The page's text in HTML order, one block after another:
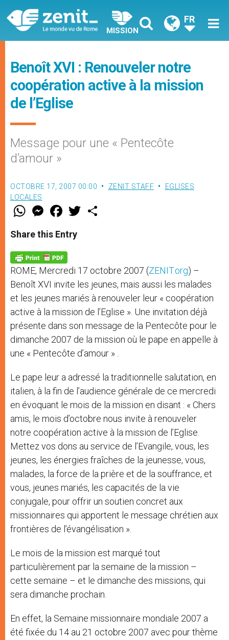
MISSION
FR
Benoît XVI : Renouveler notre
coopération active à la mission
de l’Eglise
Message pour une « Pentecôte
d’amour »
OCTOBRE 17, 2007 00:00 ZENIT STAFF
EGLISES
LOCALES
W
t
s
p
p
M
e
s
e
g
e
r
F
a
e
b
o
k
w
Share this Entry
ROME, Mercredi 17 octobre 2007 (ZENIT.org) –
Benoît XVI invite les jeunes, mais aussi les malades
et les jeunes mariés à renouveler leur « coopération
active à la mission de l’Eglise ». Une invitation déjà
présente dans son message de la Pentecôte pour le
dimanche 2007 de la mission où le pape en appelle à
une « Pentecôte d’amour » .
Le pape leur a adressé la traditionnelle salutation, en
italien, à la fin de l’audience générale de ce mercredi
en évoquant le mois de la mission en disant : « Chers
amis, le mois d’octobre nous invite à renouveler
notre coopération active à la mission de l’Eglise.
Mettez vos dons au service de l’Evangile, vous, les
jeunes, les énergies fraîches de la jeunesse, vous,
malades, la force de la prière et de la souffrance, et
vous, jeunes mariés, les capacités de la vie
conjugale, pour offrir un soutien concret aux
missionnaires qui apportent le message chrétien aux
frontières de l’évangélisation ».
Le mois de la mission est marqué tout
particulièrement par la semaine de la mission –
cette semaine – et le dimanche des missions, qui
sera dimanche prochain.
En effet, la Semaine missionnaire mondiale 2007 a
été fixée du 14 au 21 octobre 2007 avec pour thème